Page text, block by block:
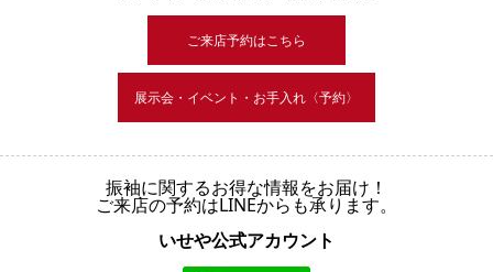
ご来店予約はこちら
展示会・イベント・お手入れ〈予約〉
振袖に関するお得な情報をお届け！
ご来店の予約はLINEからも承ります。
いせや公式アカウント